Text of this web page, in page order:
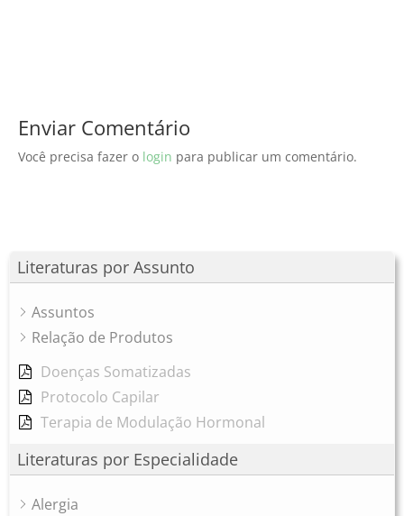
Literaturas por Assunto
Assuntos
Relação de Produtos
Doenças Somatizadas
Protocolo Capilar
Terapia de Modulação Hormonal
Literaturas por Especialidade
Alergia
Enviar Comentário
Você precisa fazer o login para publicar um comentário.